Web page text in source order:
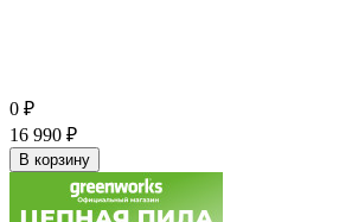
0 ₽
16 990 ₽
В корзину